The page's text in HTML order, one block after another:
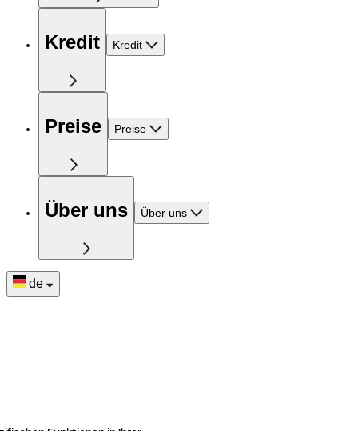
Kredit Kredit
Preise Preise
Über uns Über uns
de